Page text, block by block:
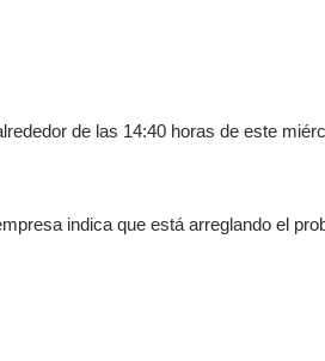
de las 14:40 horas de este
indica que está arreglando el